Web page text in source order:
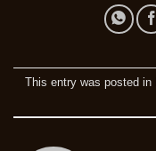
This entry was posted in